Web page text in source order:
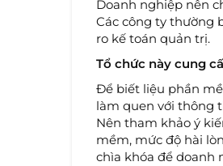
Doanh nghiệp nên
Các công ty thường
ro kế toán quản trị.
Tổ chức này cung
Để biết liệu phần
làm quen với thông
Nên tham khảo ý
mềm, mức độ hài
chìa khóa để doanh